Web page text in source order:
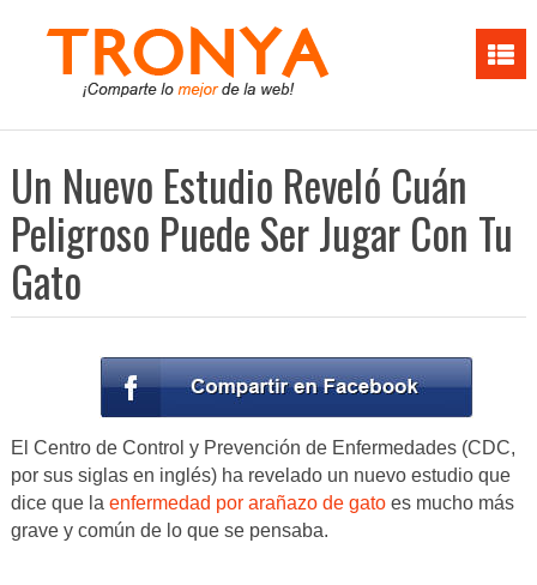
Un Nuevo Estudio Reveló Cuán
Peligroso Puede Ser Jugar Con Tu
Gato
El Centro de Control y Prevención de Enfermedades (CDC,
por sus siglas en inglés) ha revelado un nuevo estudio que
dice que la enfermedad por arañazo de gatoes mucho más
grave y común de lo que se pensaba.